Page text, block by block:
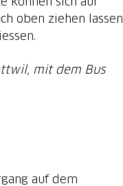
oben ziehen lassen
mit dem Bus
auf dem